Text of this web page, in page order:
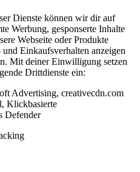
Dienste können wir dir auf
Werbung, gesponserte Inhalte
Webseite oder Produkte
Einkaufsverhalten anzeigen
Mit deiner Einwilligung setzen
Drittdienste ein:
Advertising, creativecdn.com
Klickbasierte
Defender